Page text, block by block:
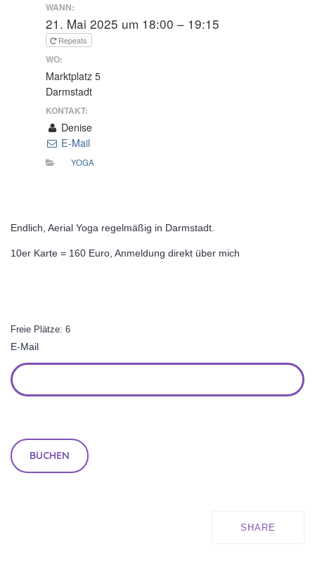
WANN:
21. Mai 2025 um 18:00 – 19:15
Repeats
WO:
Marktplatz 5
Darmstadt
KONTAKT:
Denise
E-Mail
YOGA
Endlich, Aerial Yoga regelmäßig in Darmstadt.
10er Karte = 160 Euro, Anmeldung direkt über mich
Freie Plätze: 6
E-Mail
SHARE